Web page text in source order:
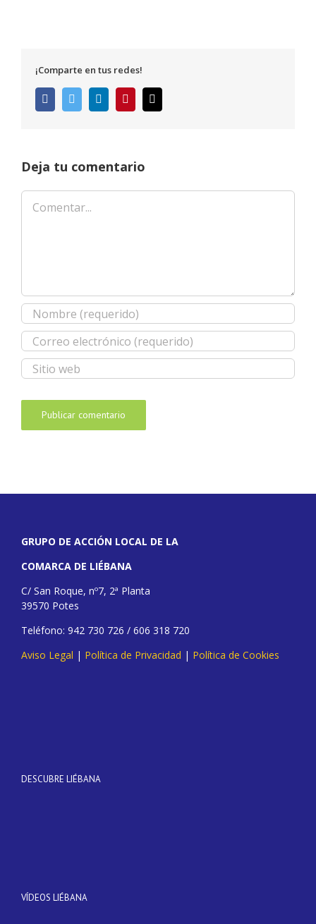
¡Comparte en tus redes!
FacebookTwitter LinkedInPinterest
electrónico
Deja tu comentario
Comentar
GRUPO DE ACCIÓN LOCAL DE LA
COMARCA DE LIÉBANA
C/ San Roque, nº7, 2ª Planta
39570 Potes
Teléfono: 942 730 726 / 606 318 720
Aviso Legal | Política de Privacidad | Política de Cookies
DESCUBRE LIÉBANA
VÍDEOS LIÉBANA